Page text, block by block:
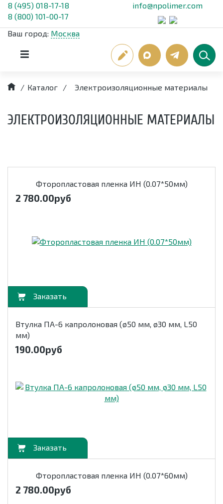
8 (495) 018-17-18
8 (800) 101-00-17
info@npolimer.com
Ваш город: Москва
/ Каталог / Электроизоляционные материалы
ЭЛЕКТРОИЗОЛЯЦИОННЫЕ МАТЕРИАЛЫ
Фторопластовая пленка ИН (0.07*50мм)
2 780.00руб
Втулка ПА-6 капролоновая (ø50 мм, ø30 мм, L50
мм)
190.00руб
Фторопластовая пленка ИН (0.07*60мм)
2 780.00руб